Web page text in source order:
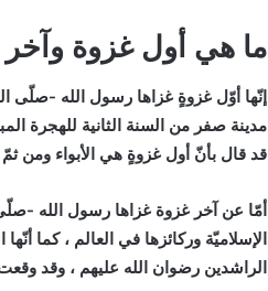
ما هي أول غزوة
إنّها أوّل غزوةٍ غزاها رسول الله -صلّى
مدينة صفر من السنة الثانية للهجرة
قد قال بأنّ أول غزوةٍ هي الأبواء ومن
أمّا عن آخر غزوة غزاها رسول الله -
الإسلاميّة وركائزها في العالم ، كما
الراشدين رضوان الله عليهم ، وقد